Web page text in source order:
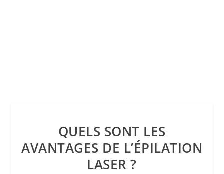
QUELS SONT LES
AVANTAGES DE L’ÉPILATION
LASER ?